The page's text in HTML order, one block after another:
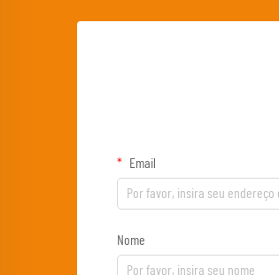
Email
Nome